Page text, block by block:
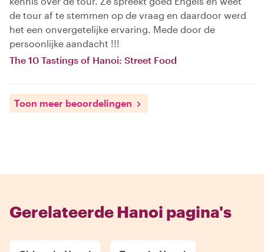
de tour af te stemmen op de vraag en daardoor werd
het een onvergetelijke ervaring. Mede door de
persoonlijke aandacht !!!
The 10 Tastings of Hanoi: Street Food
Toon meer beoordelingen
Gerelateerde Hanoi pagina's